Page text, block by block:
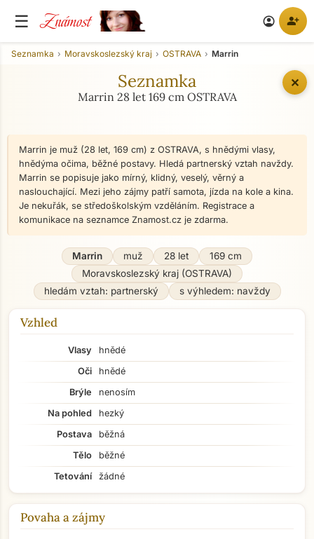
☰ Známost account_circle person_add
✕
Seznamka Moravskoslezský kraj OSTRAVA Marrin
Seznamka
Marrin 28 let 169 cm OSTRAVA
Marrin je muž (28 let, 169 cm) z OSTRAVA, s hnědými vlasy,
hnědýma očima, běžné postavy. Hledá partnerský vztah navždy.
Marrin se popisuje jako mírný, klidný, veselý, věrný a
naslouchající. Mezi jeho zájmy patří samota, jízda na kole a kina.
Je nekuřák, se středoškolským vzděláním. Registrace a
komunikace na seznamce Znamost.cz je zdarma.
Marrin muž 28 let
169 cm
Moravskoslezský kraj (OSTRAVA)
hledám vztah: partnerský
s výhledem: navždy
Vzhled
Vlasy
hnědé
Oči
hnědé
Brýle
nenosím
Na pohled
hezký
Postava
běžná
Tělo
běžné
Tetování
žádné
Povaha a zájmy